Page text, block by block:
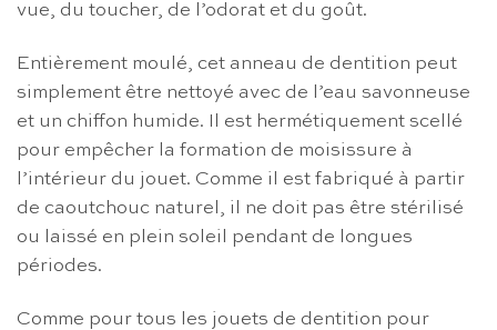
vue, du toucher, de l’odorat et du goût.
Entièrement moulé, cet anneau de dentition peut
simplement être nettoyé avec de l’eau savonneuse
et un chiffon humide. Il est hermétiquement scellé
pour empêcher la formation de moisissure à
l’intérieur du jouet. Comme il est fabriqué à partir
de caoutchouc naturel, il ne doit pas être stérilisé
ou laissé en plein soleil pendant de longues
périodes.
Comme pour tous les jouets de dentition pour